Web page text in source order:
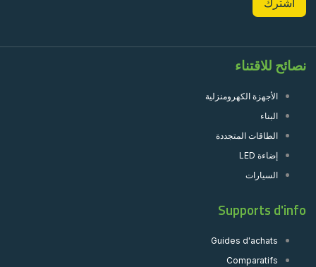
نصائح للاقتناء
الأجهزة الكهرومنزلية
البناء
الطاقات المتجددة
إضاءة LED
السيارات
Supports d'info
Guides d'achats
Comparatifs